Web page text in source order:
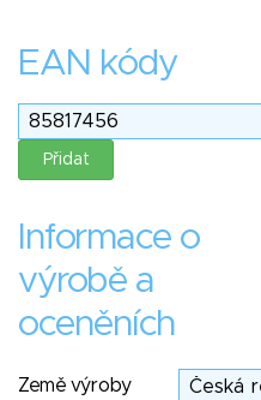
EAN kódy
Informace o
výrobě a
oceněních
Země výroby